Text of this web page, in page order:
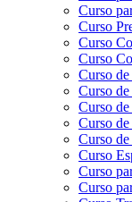
Curso
Curso
Curso
Curso
Curso
Curso
Curso
Curso
Curso
Curso
Curso
Curso